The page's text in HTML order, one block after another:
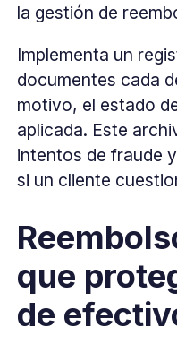
la gestión de
Implementa un
documentes cada
motivo, el estado
aplicada. Este
intentos de fraude
si un cliente
que
de